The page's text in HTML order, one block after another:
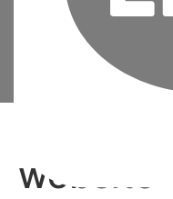
สอ
website